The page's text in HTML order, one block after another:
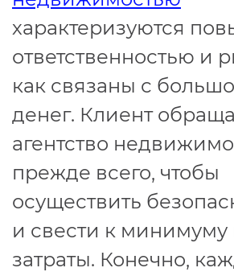
характеризуются
ответственностью и
как связаны с
денег. Клиент
агентство
прежде всего, чтобы
осуществить
и свести к минимуму
затраты. Конечно,